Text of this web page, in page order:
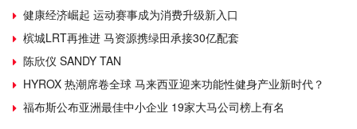
健康经济崛起 运动赛事成为消费升级新入口
槟城LRT再推进 马资源携绿田承接30亿配套
陈欣仪 SANDY TAN
HYROX 热潮席卷全球 马来西亚迎来功能性健身产业新时代？
福布斯公布亚洲最佳中小企业 19家大马公司榜上有名